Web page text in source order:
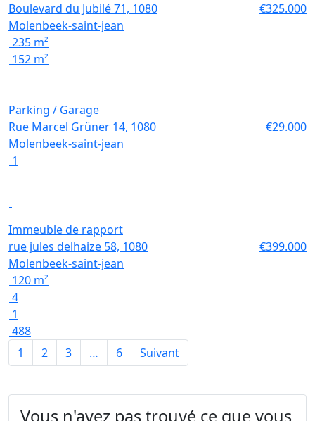
Boulevard du Jubilé 71, 1080
Molenbeek-saint-jean
€325.000
235 m²
152 m²
Parking / Garage
Rue Marcel Grüner 14, 1080
Molenbeek-saint-jean
€29.000
1
Immeuble de rapport
rue jules delhaize 58, 1080
Molenbeek-saint-jean
€399.000
120 m²
4
1
488
1
2 3 … 6 Suivant
Vous n'avez pas trouvé ce que vous